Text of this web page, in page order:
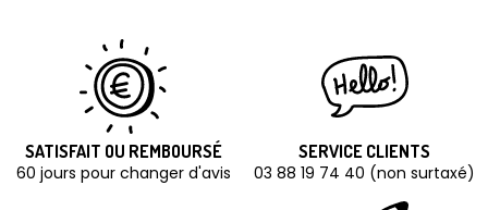
SATISFAIT OU REMBOURSÉ
60 jours pour changer d'avis
SERVICE CLIENTS
03 88 19 74 40 (non surtaxé)